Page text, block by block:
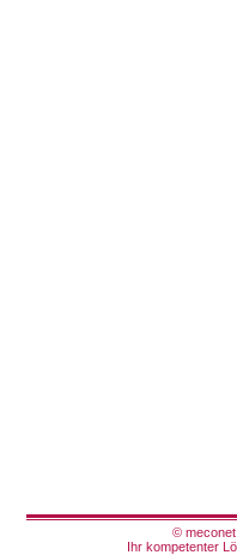
© meconet
Ihr kompetenter